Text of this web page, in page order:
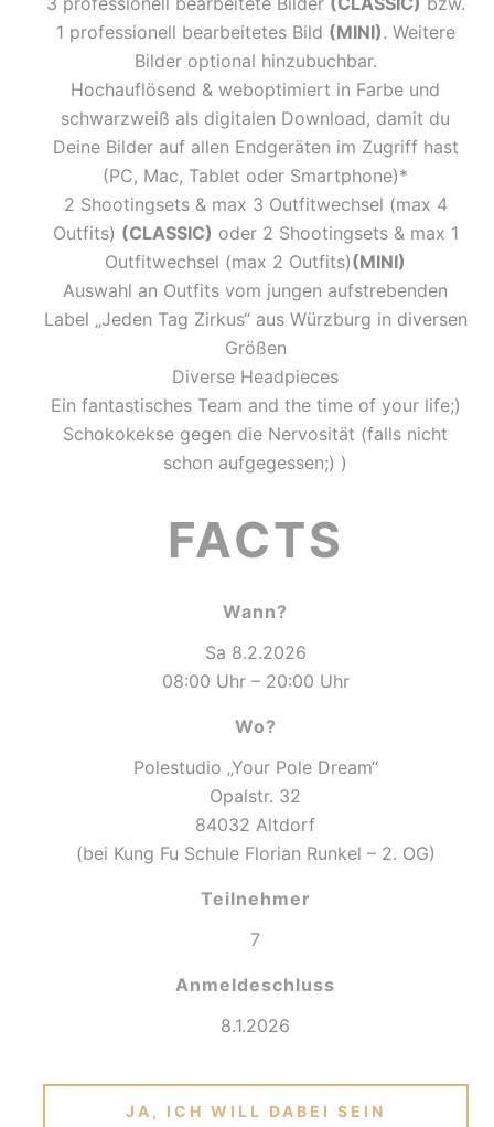
1 professionell bearbeitetes Bild (MINI). Weitere
Bilder optional hinzubuchbar.
Hochauflösend & weboptimiert in Farbe und
schwarzweiß als digitalen Download, damit du
Deine Bilder auf allen Endgeräten im Zugriff hast
(PC, Mac, Tablet oder Smartphone)*
2 Shootingsets & max 3 Outfitwechsel (max 4
Outfits) (CLASSIC) oder 2 Shootingsets & max 1
Outfitwechsel (max 2 Outfits)(MINI)
Auswahl an Outfits vom jungen aufstrebenden
Label „Jeden Tag Zirkus“ aus Würzburg in diversen
Größen
Diverse Headpieces
Ein fantastisches Team and the time of your life;)
Schokokekse gegen die Nervosität (falls nicht
schon aufgegessen;) )
FACTS
Wann?
Sa 8.2.2026
08:00 Uhr – 20:00 Uhr
Wo?
Polestudio „Your Pole Dream“
Opalstr. 32
84032 Altdorf
(bei Kung Fu Schule Florian Runkel – 2. OG)
Teilnehmer
7
Anmeldeschluss
8.1.2026
JA, ICH WILL DABEI SEIN